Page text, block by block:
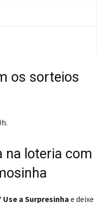
os sorteios
na loteria com
Use a Surpresinha e deixe